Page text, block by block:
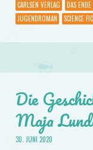
CARLSEN VERLAG
DAS
JUGENDROMAN
SCIENCE
Die
Maja
30. JUNI 2020